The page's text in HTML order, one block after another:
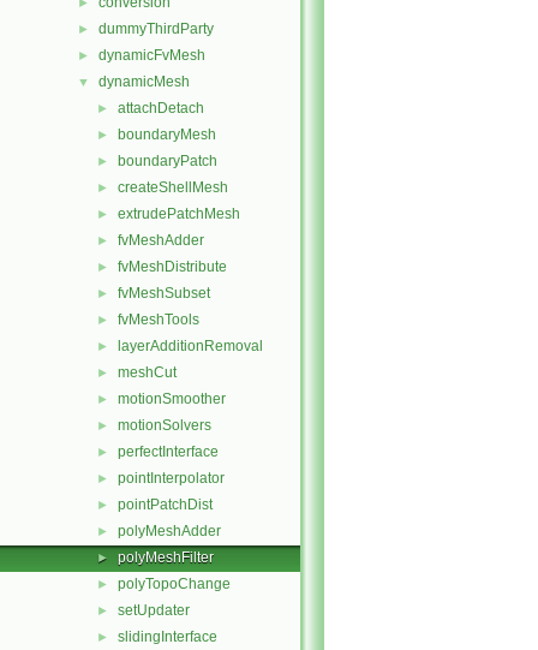
► dummyThirdParty
► dynamicFvMesh
▼ dynamicMesh
► attachDetach
► boundaryMesh
► boundaryPatch
► createShellMesh
► extrudePatchMesh
► fvMeshAdder
► fvMeshDistribute
► fvMeshSubset
► fvMeshTools
► layerAdditionRemoval
► meshCut
► motionSmoother
► motionSolvers
► perfectInterface
► pointInterpolator
► pointPatchDist
► polyMeshAdder
► polyMeshFilter
► polyTopoChange
► setUpdater
► slidingInterface